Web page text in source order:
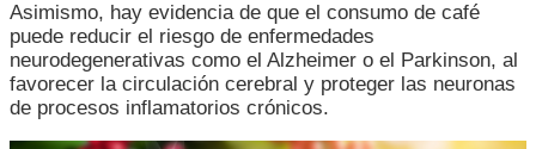
Asimismo, hay evidencia de que el consumo de café
puede reducir el riesgo de enfermedades
neurodegenerativas como el Alzheimer o el Parkinson, al
favorecer la circulación cerebral y proteger las neuronas
de procesos inflamatorios crónicos.